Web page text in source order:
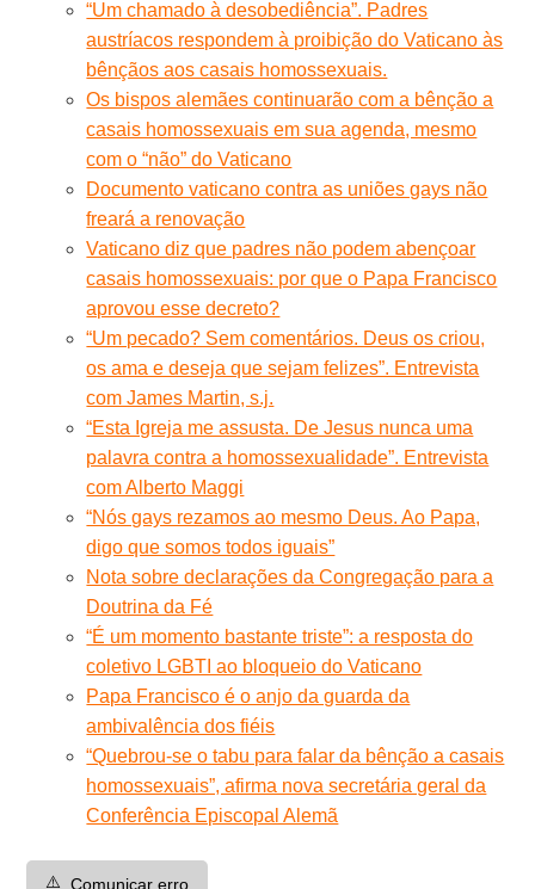
“Um chamado à desobediência”. Padres
austríacos respondem à proibição do Vaticano às
bênçãos aos casais homossexuais.
Os bispos alemães continuarão com a bênção a
casais homossexuais em sua agenda, mesmo
com o “não” do Vaticano
Documento vaticano contra as uniões gays não
freará a renovação
Vaticano diz que padres não podem abençoar
casais homossexuais: por que o Papa Francisco
aprovou esse decreto?
“Um pecado? Sem comentários. Deus os criou,
os ama e deseja que sejam felizes”. Entrevista
com James Martin, s.j.
“Esta Igreja me assusta. De Jesus nunca uma
palavra contra a homossexualidade”. Entrevista
com Alberto Maggi
“Nós gays rezamos ao mesmo Deus. Ao Papa,
digo que somos todos iguais”
Nota sobre declarações da Congregação para a
Doutrina da Fé
“É um momento bastante triste”: a resposta do
coletivo LGBTI ao bloqueio do Vaticano
Papa Francisco é o anjo da guarda da
ambivalência dos fiéis
“Quebrou-se o tabu para falar da bênção a casais
homossexuais”, afirma nova secretária geral da
Conferência Episcopal Alemã
⚠️ Comunicar erro